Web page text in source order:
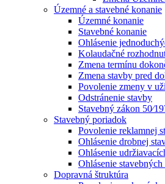
Územné a stavebné konanie
Územné konanie
Stavebné konanie
Ohlásenie
Kolaudačné
Zmena termínu
Zmena stavby pred
Povolenie zmeny v
Odstránenie stavby
Stavebný zákon
Stavebný poriadok
Povolenie reklamnej
Ohlásenie drobnej
Ohlásenie
Ohlásenie
Dopravná štruktúra